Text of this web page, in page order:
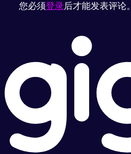
您必须登录后才能发表评论。